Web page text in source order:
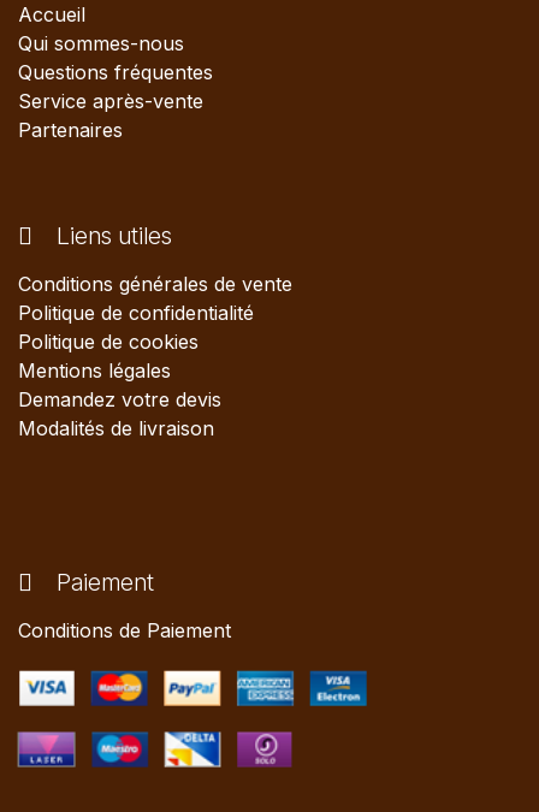
Accueil
Qui sommes-nous
Questions fréquentes
Service après-vente
Partenaires
Liens utiles
Conditions générales de vente
Politique de confidentialité
Politique de cookies
Mentions légales
Demandez votre devis
Modalités de livraison
Paiement
Conditions de Paiement